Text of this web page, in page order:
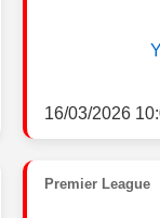
16/03/2026
Premier League